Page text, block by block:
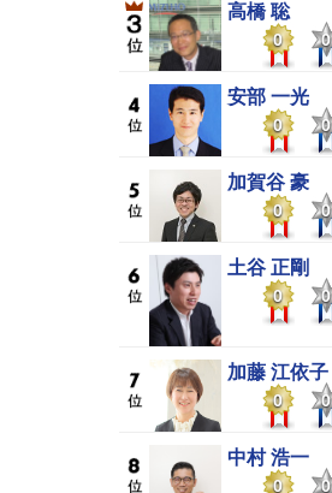
高橋 聡
0 0
安部 一光
0 0
加賀谷 豪
0 0
土谷 正剛
0 0
加藤 江依子
0 0
中村 浩一
0 0